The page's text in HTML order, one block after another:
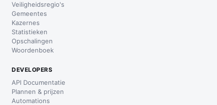
Veiligheidsregio's
Gemeentes
Kazernes
Statistieken
Opschalingen
Woordenboek
DEVELOPERS
API Documentatie
Plannen & prijzen
Automations